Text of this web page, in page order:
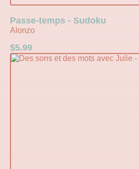
Passe-temps - Sudoku
Alonzo
$5.99